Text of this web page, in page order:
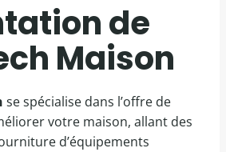
de
Maison
se spécialise dans l’offre de
votre maison, allant des
d’équipements